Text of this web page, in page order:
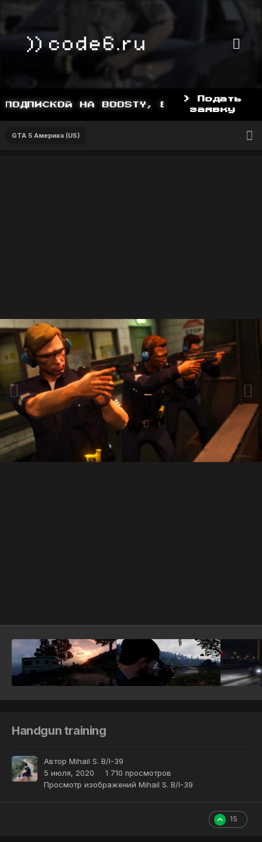
НА BOOSTY, BOOSTY.TO/YDDY
> Подать
заявку
GTA 5 Америка (US)
Handgun training
Автор Mihail S. B/I-39
5 июля, 2020
1 710 просмотров
Просмотр изображений Mihail S. B/I-39
15